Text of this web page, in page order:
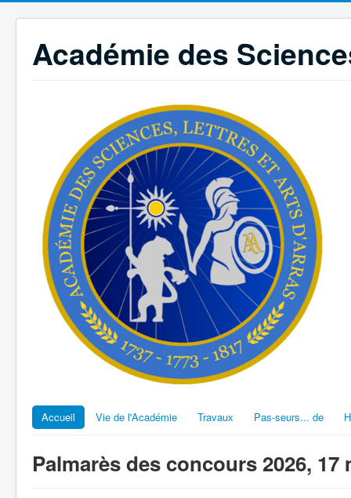
Académie des
Accueil Vie de l'Académie Travaux Pas-seurs... de
Palmarès des concours 2026, 17